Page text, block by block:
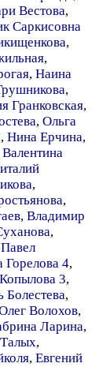
Вестова,
Саркисовна
,
,
, Наина
,
Гранковская,
, Ольга
, Нина Ерчина,
Валентина
,
,
, Владимир
,
Павел
Горелова 4,
3,
,
Волохов,
Ларина,
,
, Евгений